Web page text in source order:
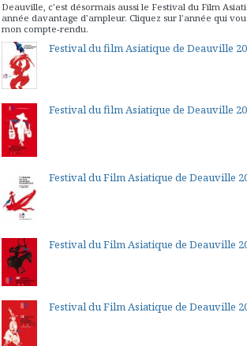
Deauville, c'est désormais aussi le Festival du Film
année davantage d'ampleur. Cliquez sur l'année qui
mon compte-rendu.
Festival du film Asiatique de Deauville
Festival du film Asiatique de Deauville
Festival du Film Asiatique de Deauville
Festival du Film Asiatique de Deauville
Festival du Film Asiatique de Deauville